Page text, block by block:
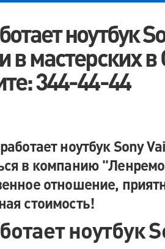
ноутбук
в мастерских
344-44-44
ноутбук Sony
в компанию
отношение,
стоимость!
ноутбук